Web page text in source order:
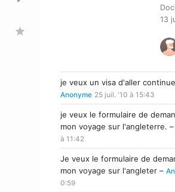
star
13
je veux un visa d'aller
Anonyme 25 juil. '10 à 15:43
je veux le formulaire de
mon voyage sur l'angleterre. –
à 11:42
Je veux le formulaire de
mon voyage sur l'angleter –
0:59